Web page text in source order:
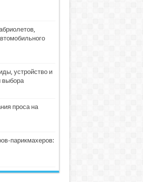
устройство и
выбора
проса на
парикмахеров: